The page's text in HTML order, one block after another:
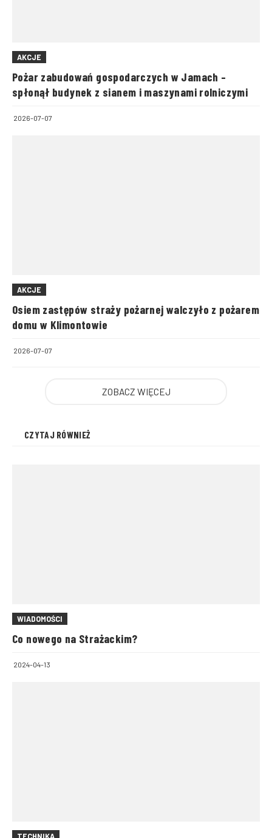
AKCJE
Pożar zabudowań gospodarczych w Jamach –
spłonął budynek z sianem i maszynami rolniczymi
2026-07-07
AKCJE
Osiem zastępów straży pożarnej walczyło z pożarem
domu w Klimontowie
2026-07-07
ZOBACZ WIĘCEJ
CZYTAJ RÓWNIEŻ
WIADOMOŚCI
Co nowego na Strażackim?
2024-04-13